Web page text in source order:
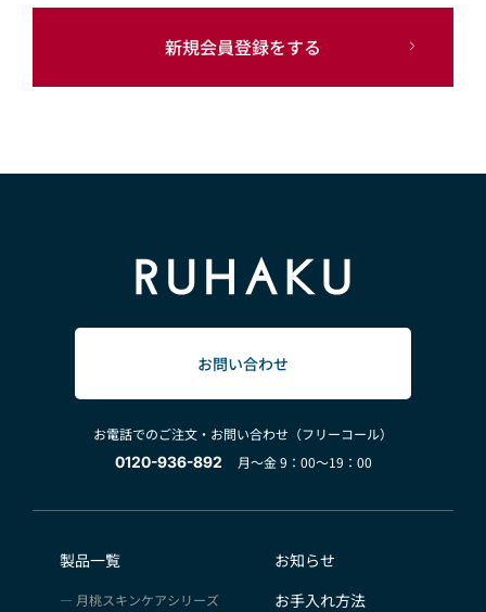
新規会員登録をする
お問い合わせ
お電話でのご注文・お問い合わせ（フリーコール）
0120-936-892
月～金 9：00～19：00
製品一覧
月桃スキンケアシリーズ
お知らせ
お手入れ方法